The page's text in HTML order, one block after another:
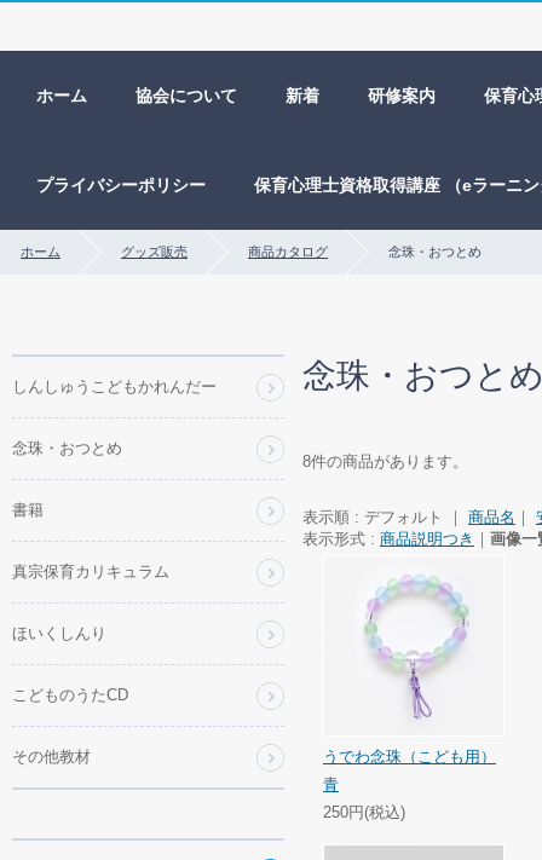
ホーム 協会について 新着 研修案内 保育心
プライバシーポリシー 保育心理士資格取得講座 （eラーニ
ホーム グッズ販売 商品カタログ 念珠・おつとめ
念珠・おつと
8件の商品があります。
表示順 : デフォルト ｜ 商品名 ｜
表示形式 : 商品説明つき ｜ 画像一
うでわ念珠（こども用）
青
250円(税込)
品
ゴ
しんしゅうこどもかれんだー
念珠・おつとめ
書籍
真宗保育カリキュラム
ほいくしんり
こどものうたCD
その他教材